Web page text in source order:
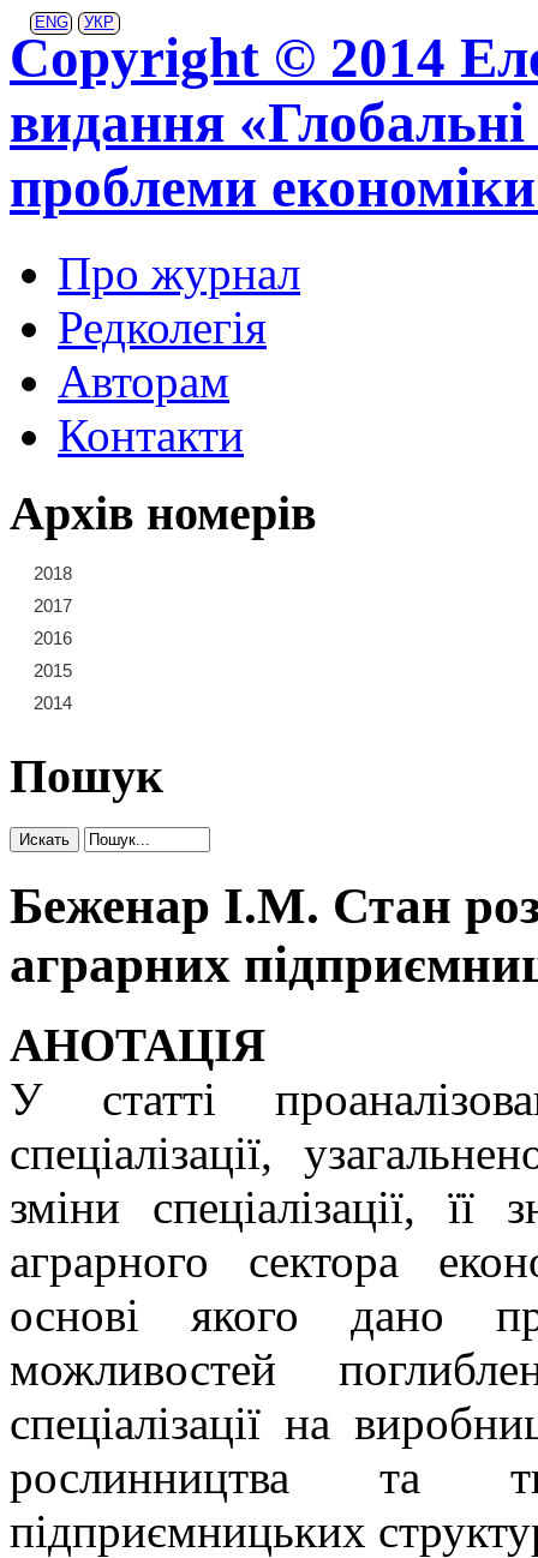
ENG УКР
Copyright © 2014
видання «Глобальні
проблеми
Про журнал
Редколегія
Авторам
Контакти
Архів номерів
2018
2017
2016
2015
2014
Пошук
Беженар І.М. Стан
аграрних
АНОТАЦІЯ
У статті
спеціалізації,
зміни спеціалізації,
аграрного сектора
основі якого дано
можливостей
спеціалізації на
рослинництва та
підприємницьких